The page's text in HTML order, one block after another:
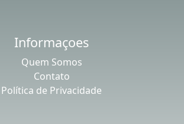
Informaçoes
Quem Somos
Contato
Política de Privacidade